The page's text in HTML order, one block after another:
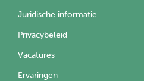
Juridische informatie
Privacybeleid
Vacatures
Ervaringen